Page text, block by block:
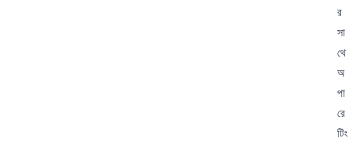
র
সা
থে
অ
পা
রে
টিং